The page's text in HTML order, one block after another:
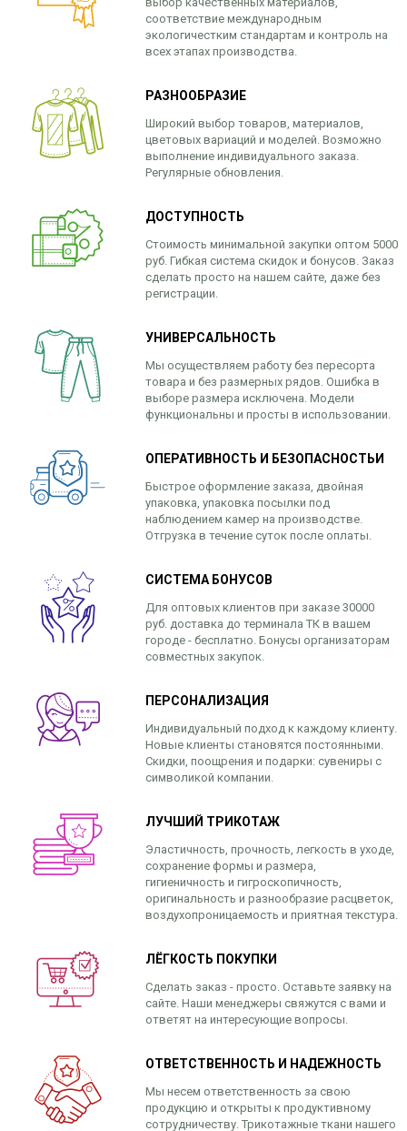
соответствие международным
экологичестким стандартам и контроль на
всех этапах производства.
РАЗНООБРАЗИЕ
Широкий выбор товаров, материалов,
цветовых вариаций и моделей. Возможно
выполнение индивидуального заказа.
Регулярные обновления.
ДОСТУПНОСТЬ
Стоимость минимальной закупки оптом 5000
руб. Гибкая система скидок и бонусов. Заказ
сделать просто на нашем сайте, даже без
регистрации.
УНИВЕРСАЛЬНОСТЬ
Мы осуществляем работу без пересорта
товара и без размерных рядов. Ошибка в
выборе размера исключена. Модели
функциональны и просты в использовании.
ОПЕРАТИВНОСТЬ И БЕЗОПАСНОСТЬИ
Быстрое оформление заказа, двойная
упаковка, упаковка посылки под
наблюдением камер на производстве.
Отгрузка в течение суток после оплаты.
СИСТЕМА БОНУСОВ
Для оптовых клиентов при заказе 30000
руб. доставка до терминала ТК в вашем
городе - бесплатно. Бонусы организаторам
совместных закупок.
ПЕРСОНАЛИЗАЦИЯ
Индивидуальный подход к каждому клиенту.
Новые клиенты становятся постоянными.
Скидки, поощрения и подарки: сувениры с
символикой компании.
ЛУЧШИЙ ТРИКОТАЖ
Эластичность, прочность, легкость в уходе,
сохранение формы и размера,
гигиеничность и гигроскопичность,
оригинальность и разнообразие расцветок,
воздухопроницаемость и приятная текстура.
ЛЁГКОСТЬ ПОКУПКИ
Сделать заказ - просто. Оставьте заявку на
сайте. Наши менеджеры свяжутся с вами и
ответят на интересующие вопросы.
ОТВЕТСТВЕННОСТЬ И НАДЕЖНОСТЬ
Мы несем ответственность за свою
продукцию и открыты к продуктивному
сотрудничеству. Трикотажные ткани нашего